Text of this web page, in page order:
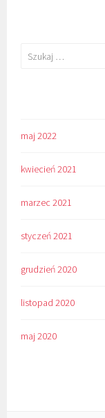
Szukaj:
maj 2022
kwiecień 2021
marzec 2021
styczeń 2021
grudzień 2020
listopad 2020
maj 2020